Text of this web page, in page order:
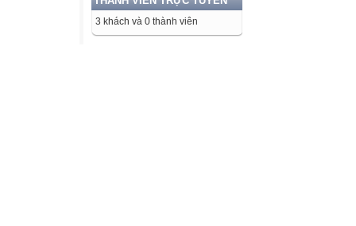
3 khách và 0 thành viên